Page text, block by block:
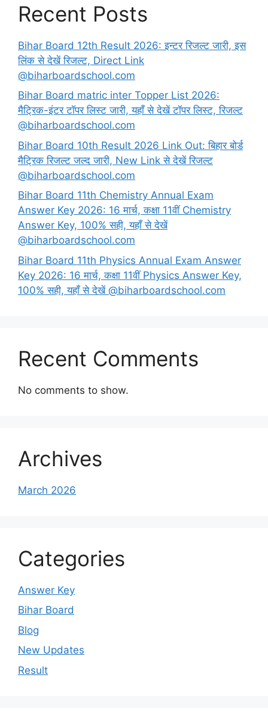
Recent Posts
Bihar Board 12th Result 2026: इन्टर रिजल्ट जारी, इस
लिंक से देखें रिजल्ट, Direct Link
@biharboardschool.com
Bihar Board matric inter Topper List 2026:
मैट्रिक-इंटर टॉपर लिस्ट जारी, यहाँ से देखें टॉपर लिस्ट, रिजल्ट
@biharboardschool.com
Bihar Board 10th Result 2026 Link Out: बिहार बोर्ड
मैट्रिक रिजल्ट जल्द जारी, New Link से देखें रिजल्ट
@biharboardschool.com
Bihar Board 11th Chemistry Annual Exam
Answer Key 2026: 16 मार्च, कक्षा 11वीं Chemistry
Answer Key, 100% सही, यहाँ से देखें
@biharboardschool.com
Bihar Board 11th Physics Annual Exam Answer
Key 2026: 16 मार्च, कक्षा 11वीं Physics Answer Key,
100% सही, यहाँ से देखें @biharboardschool.com
Recent Comments
No comments to show.
Archives
March 2026
Categories
Answer Key
Bihar Board
Blog
New Updates
Result